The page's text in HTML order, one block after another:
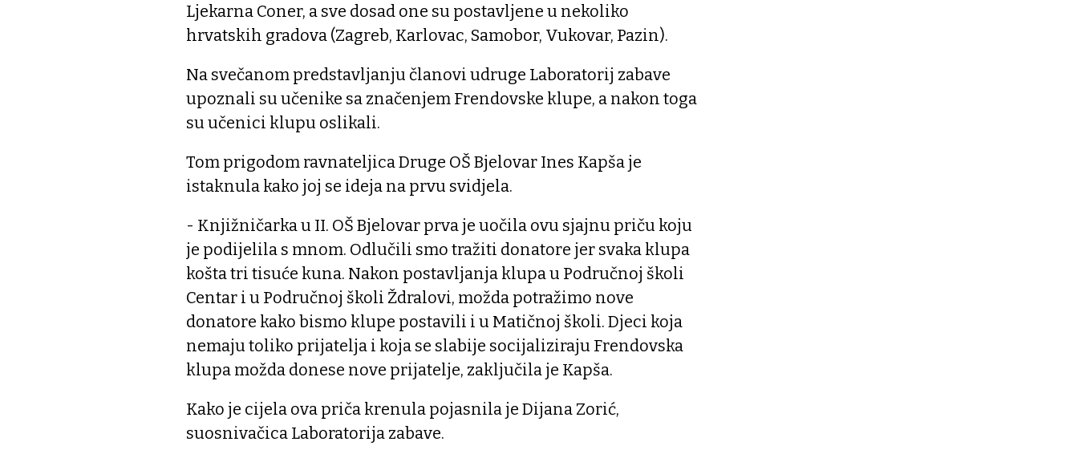
Ljekarna Coner, a sve dosad one su postavljene u nekoliko
hrvatskih gradova (Zagreb, Karlovac, Samobor, Vukovar, Pazin).
Na svečanom predstavljanju članovi udruge Laboratorij zabave
upoznali su učenike sa značenjem Frendovske klupe, a nakon toga
su učenici klupu oslikali.
Tom prigodom ravnateljica Druge OŠ Bjelovar Ines Kapša je
istaknula kako joj se ideja na prvu svidjela.
- Knjižničarka u II. OŠ Bjelovar prva je uočila ovu sjajnu priču koju
je podijelila s mnom. Odlučili smo tražiti donatore jer svaka klupa
košta tri tisuće kuna. Nakon postavljanja klupa u Područnoj školi
Centar i u Područnoj školi Ždralovi, možda potražimo nove
donatore kako bismo klupe postavili i u Matičnoj školi. Djeci koja
nemaju toliko prijatelja i koja se slabije socijaliziraju Frendovska
klupa možda donese nove prijatelje, zaključila je Kapša.
Kako je cijela ova priča krenula pojasnila je Dijana Zorić,
suosnivačica Laboratorija zabave.